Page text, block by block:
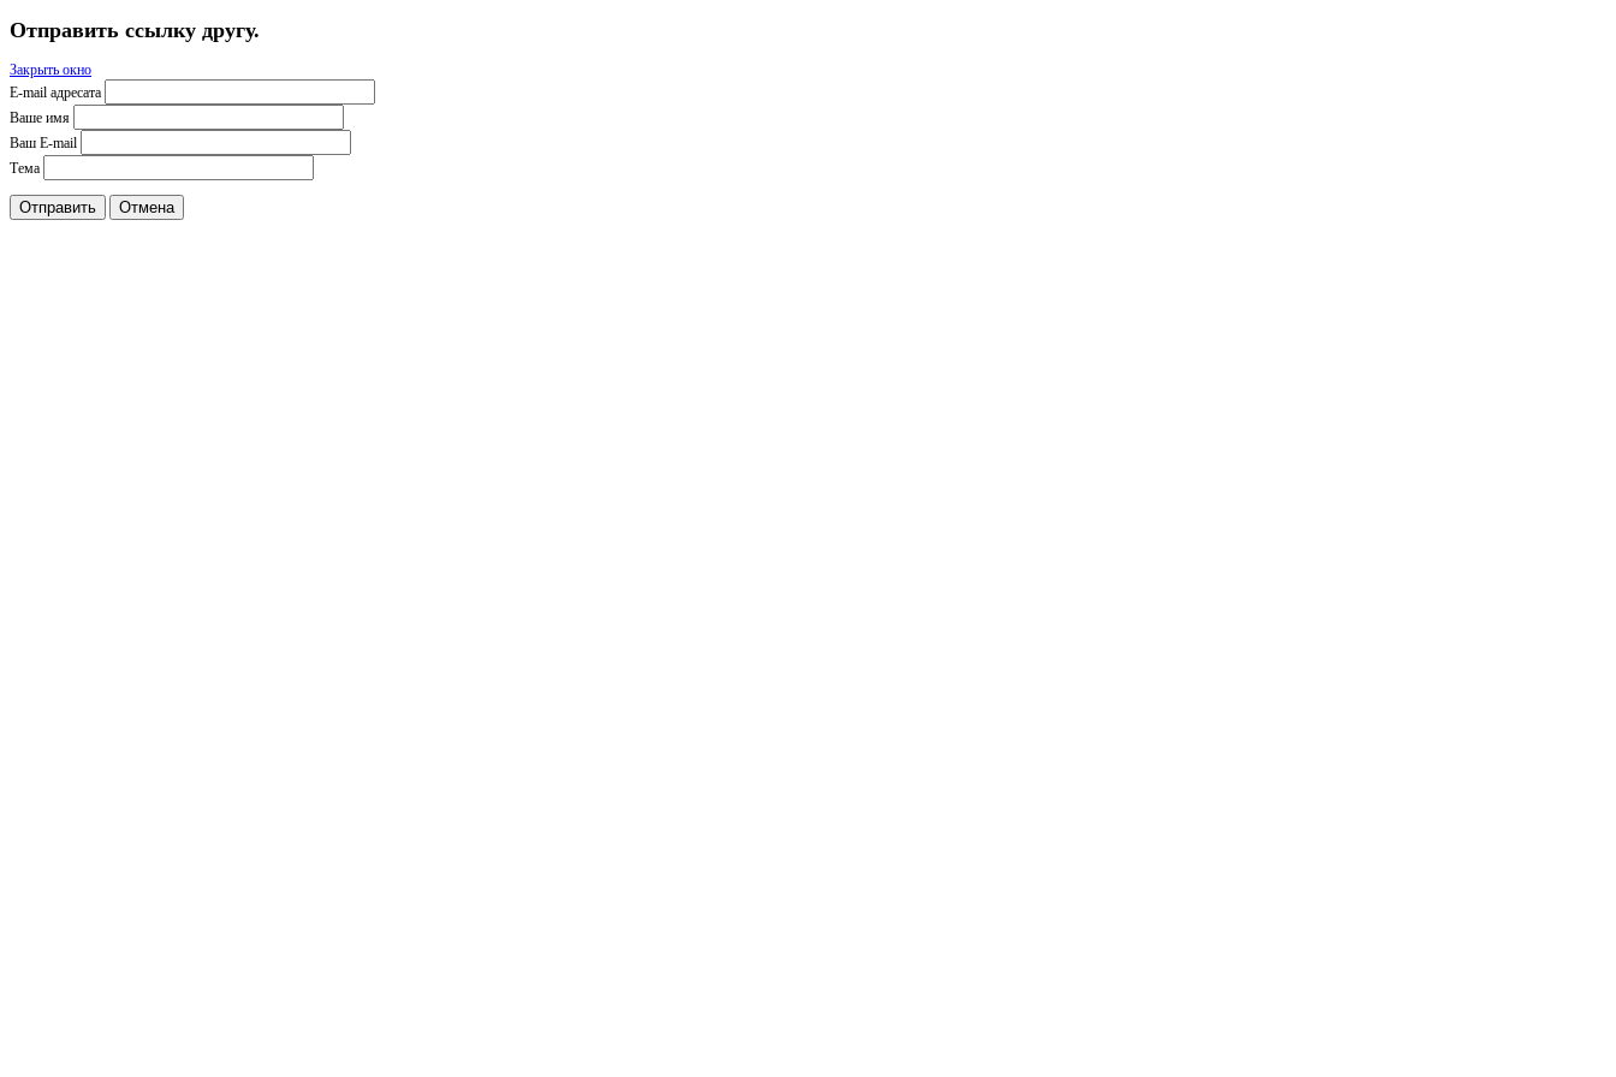
Отправить ссылку другу.
Закрыть окно
E-mail адресата
Ваше имя
Ваш E-mail
Тема
Отправить Отмена